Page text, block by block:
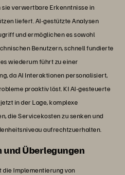
verwertbare Erkenntnisse in
liefert. AI-gestützte Analysen
und ermöglichen es sowohl
Benutzern, schnell fundierte
wiederum führt zu einer
da AI Interaktionen personalisiert,
proaktiv löst. KI AI-gesteuerte
in der Lage, komplexe
die Servicekosten zu senken und
aufrechtzuerhalten.
Überlegungen
die Implementierung von